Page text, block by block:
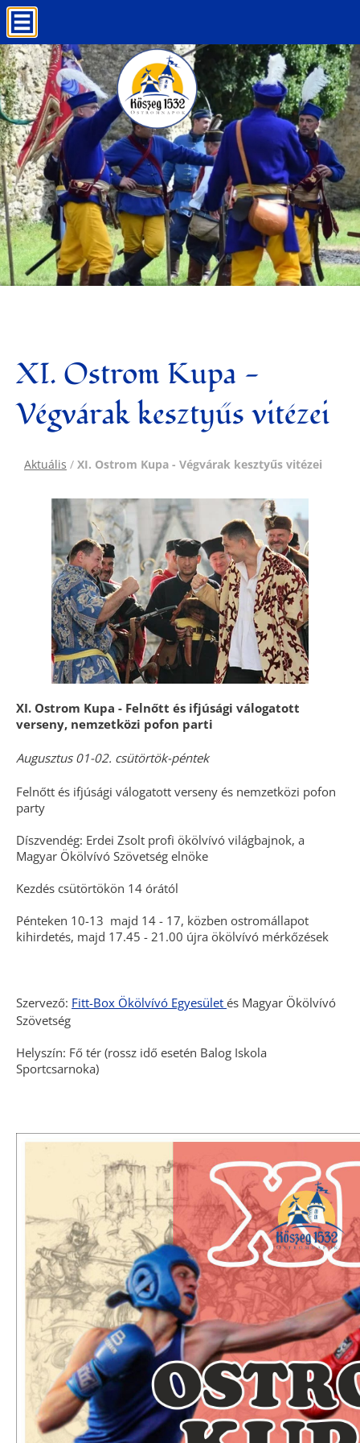
XI. Ostrom Kupa -
Végvárak kesztyűs vitézei
Aktuális / XI. Ostrom Kupa - Végvárak kesztyűs vitézei
XI. Ostrom Kupa - Felnőtt és ifjúsági válogatott
verseny, nemzetközi pofon parti
Augusztus 01-02. csütörtök-péntek
Felnőtt és ifjúsági válogatott verseny és nemzetközi pofon
party
Díszvendég: Erdei Zsolt profi ökölvívó világbajnok, a
Magyar Ökölvívó Szövetség elnöke
Kezdés csütörtökön 14 órától
Pénteken 10-13 majd 14 - 17, közben ostromállapot
kihirdetés, majd 17.45 - 21.00 újra ökölvívó mérkőzések
Szervező: Fitt-Box Ökölvívó Egyesület és Magyar Ökölvívó
Szövetség
Helyszín: Fő tér (rossz idő esetén Balog Iskola
Sportcsarnoka)